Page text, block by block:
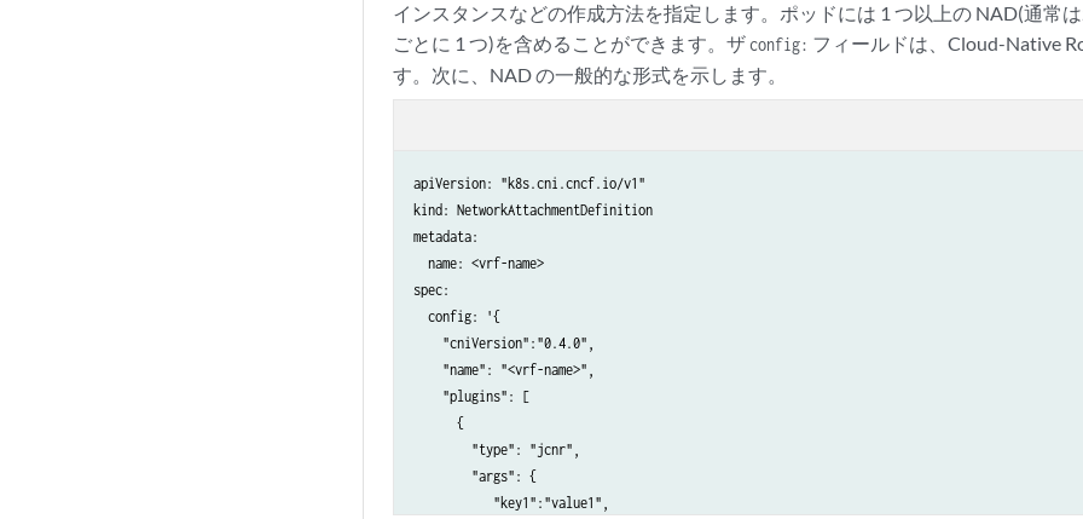
インスタンスなどの作成方法を指定します。ポッドには 1 つ以上の NAD(通常
ごとに 1 つ)を含めることができます。ザ config: フィールドは、Cloud-Native
す。次に、NAD の一般的な形式を示します。
apiVersion: "k8s.cni.cncf.io/v1"
kind: NetworkAttachmentDefinition
metadata:
  name: <vrf-name>
spec:
  config: '{
    "cniVersion":"0.4.0",
    "name": "<vrf-name>",
    "plugins": [
      {
        "type": "jcnr",
        "args": {
           "key1":"value1",